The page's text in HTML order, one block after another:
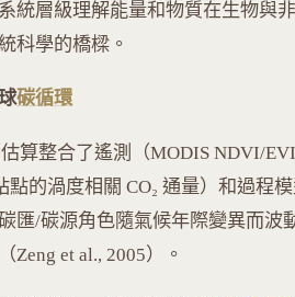
統層級理解能量和物質在生物與
科學的橋樑。
碳循環
估算整合了遙測（MODIS NDVI/
點的渦度相關 CO₂ 通量）和過程
匯/碳源角色隨氣候年際變異而
Zeng et al., 2005）。